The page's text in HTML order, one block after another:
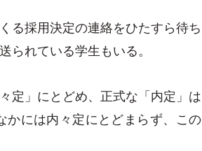
る採用決定の連絡をひたすら待ち
れている学生もいる。
定」にとどめ、正式な「内定」は
かには内々定にとどまらず、この